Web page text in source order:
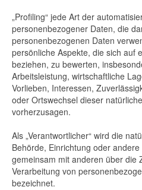
„Profiling“ jede Art der
personenbezogener Daten, die
personenbezogenen Daten
persönliche Aspekte, die sich auf
beziehen, zu bewerten,
Arbeitsleistung, wirtschaftliche
Vorlieben, Interessen,
oder Ortswechsel dieser
vorherzusagen.
Als „Verantwortlicher“ wird die
Behörde, Einrichtung oder
gemeinsam mit anderen über die
Verarbeitung von
bezeichnet.